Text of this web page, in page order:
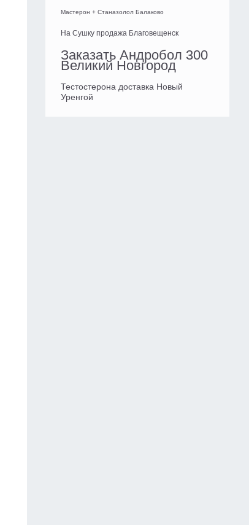
Мастерон + Станазолол Балаково
На Сушку продажа Благовещенск
Заказать Андробол 300
Великий Новгород
Тестостерона доставка Новый
Уренгой